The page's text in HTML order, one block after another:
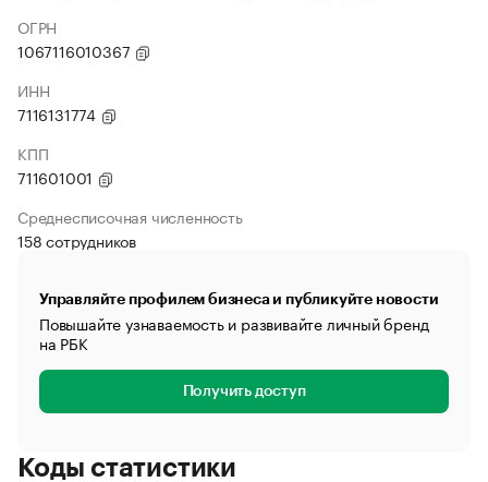
ОГРН
1067116010367
ИНН
7116131774
КПП
711601001
Среднесписочная численность
158 сотрудников
Управляйте профилем бизнеса и публикуйте новости
Повышайте узнаваемость и развивайте личный бренд
на РБК
Получить доступ
Коды статистики